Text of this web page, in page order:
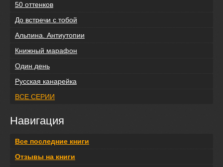
50 оттенков
До встречи с тобой
Альпина. Антиутопии
Книжный марафон
Один день
Русская канарейка
ВСЕ СЕРИИ
Навигация
Все последние книги
Отзывы на книги